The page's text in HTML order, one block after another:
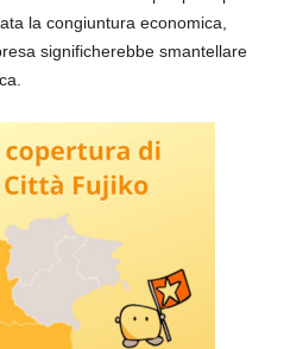
la congiuntura economica,
significherebbe smantellare